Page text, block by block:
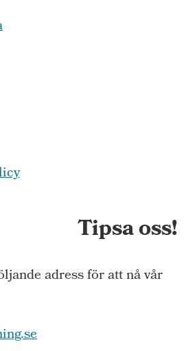
Tipsa oss!
adress för att nå vår